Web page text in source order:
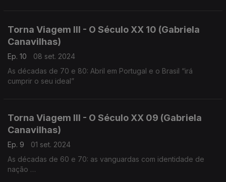
Torna Viagem III - O Século XX 10 (Gabriela
Canavilhas)
Ep. 10
08 set. 2024
As décadas de 70 e 80: Abril em Portugal e o Brasil “irá
cumprir o seu ideal”
Torna Viagem III - O Século XX 09 (Gabriela
Canavilhas)
Ep. 9
01 set. 2024
As décadas de 60 e 70: as vanguardas com identidade de
nação